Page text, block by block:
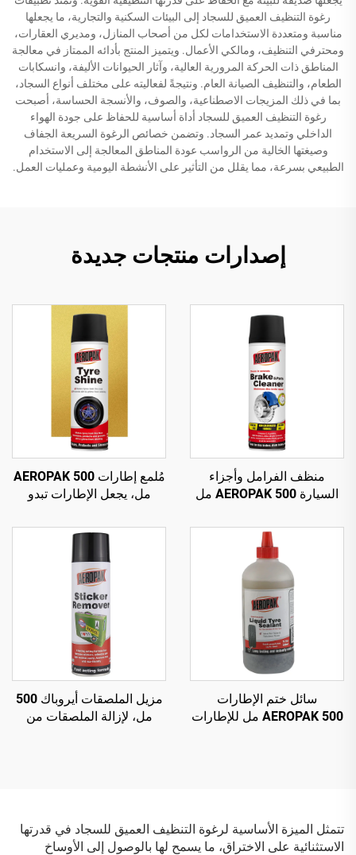
رغوة التنظيف العميق للسجاد إلى البيئات السكنية والتجارية، ما يجعلها
مناسبة ومتعددة الاستخدامات لكل من أصحاب المنازل، ومديري العقارات،
ومحترفي التنظيف، ومالكي الأعمال. ويتميز المنتج بأدائه الممتاز في معالجة
المناطق ذات الحركة المرورية العالية، وآثار الحيوانات الأليفة، وانسكابات
الطعام، والتنظيف الصيانة العام. ونتيجةً لفعاليته على مختلف أنواع السجاد،
بما في ذلك المزيجات الاصطناعية، والصوف، والأنسجة الحساسة، أصبحت
رغوة التنظيف العميق للسجاد أداة أساسية للحفاظ على جودة الهواء
الداخلي وتمديد عمر السجاد. وتضمن خصائص الرغوة السريعة الجفاف
وصيغتها الخالية من الرواسب عودة المناطق المعالجة إلى الاستخدام
الطبيعي بسرعة، مما يقلل من التأثير على الأنشطة اليومية وعمليات العمل.
إصدارات منتجات جديدة
منظف الفرامل وأجزاء
السيارة AEROPAK 500 مل
ثوانٍ لفرامل السيارة
مُلمع إطارات AEROPAK 500
مل، يجعل الإطارات تبدو
للعناية بالإطارات
سائل ختم الإطارات
AEROPAK 500 مل للإطارات
مزيل الملصقات أيروباك 500
مل، لإزالة الملصقات من
تتمثل الميزة الأساسية لرغوة التنظيف العميق للسجاد في قدرتها
الاستثنائية على الاختراق، ما يسمح لها بالوصول إلى الأوساخ